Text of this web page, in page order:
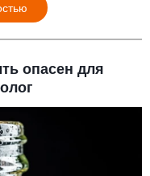
опасен для